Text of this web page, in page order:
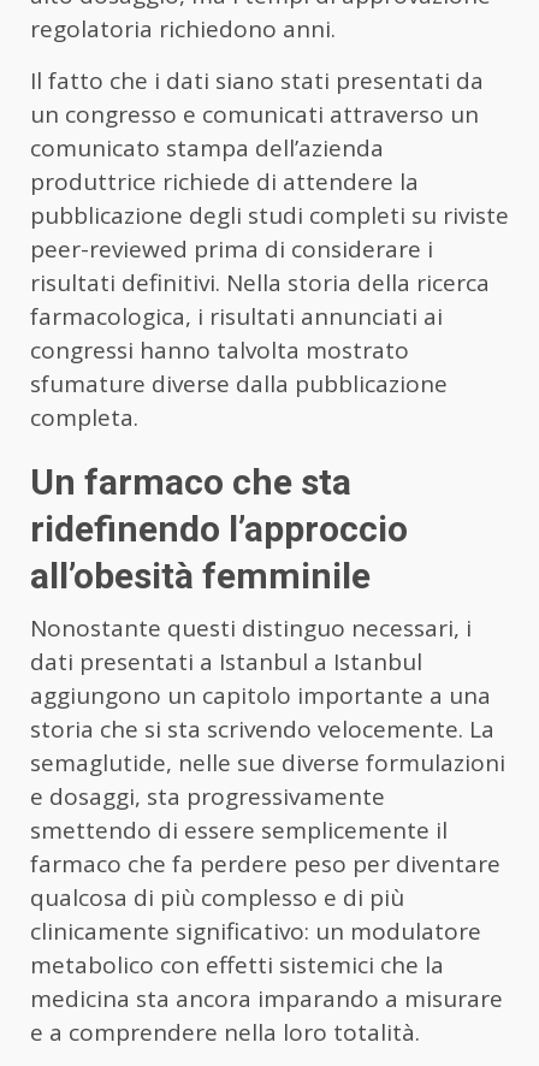
regolatoria richiedono anni.
Il fatto che i dati siano stati presentati da
un congresso e comunicati attraverso un
comunicato stampa dell’azienda
produttrice richiede di attendere la
pubblicazione degli studi completi su riviste
peer-reviewed prima di considerare i
risultati definitivi. Nella storia della ricerca
farmacologica, i risultati annunciati ai
congressi hanno talvolta mostrato
sfumature diverse dalla pubblicazione
completa.
Un farmaco che sta
ridefinendo l’approccio
all’obesità femminile
Nonostante questi distinguo necessari, i
dati presentati a Istanbul a Istanbul
aggiungono un capitolo importante a una
storia che si sta scrivendo velocemente. La
semaglutide, nelle sue diverse formulazioni
e dosaggi, sta progressivamente
smettendo di essere semplicemente il
farmaco che fa perdere peso per diventare
qualcosa di più complesso e di più
clinicamente significativo: un modulatore
metabolico con effetti sistemici che la
medicina sta ancora imparando a misurare
e a comprendere nella loro totalità.